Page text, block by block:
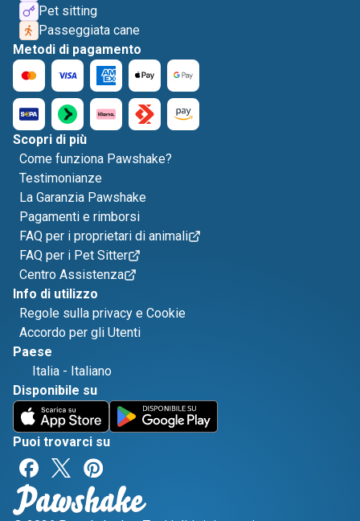
Pet sitting
Passeggiata cane
Metodi di pagamento
Scopri di più
Come funziona Pawshake?
Testimonianze
La Garanzia Pawshake
Pagamenti e rimborsi
FAQ per i proprietari di animali
FAQ per i Pet Sitter
Centro Assistenza
Info di utilizzo
Regole sulla privacy e Cookie
Accordo per gli Utenti
Paese
Italia - Italiano
Disponibile su
Puoi trovarci su